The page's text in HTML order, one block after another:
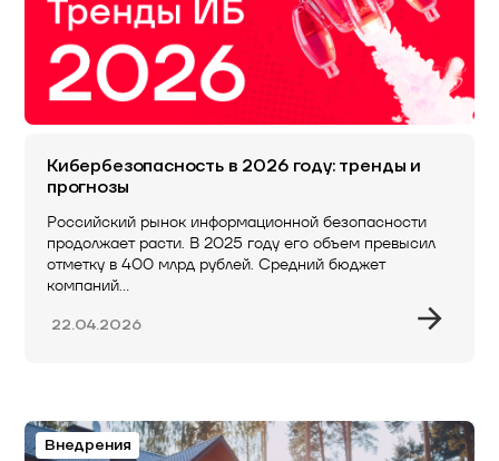
Кибербезопасность в 2026 году: тренды и
прогнозы
Российский рынок информационной безопасности
продолжает расти. В 2025 году его объем превысил
отметку в 400 млрд рублей. Средний бюджет
компаний…
22.04.2026
Внедрения